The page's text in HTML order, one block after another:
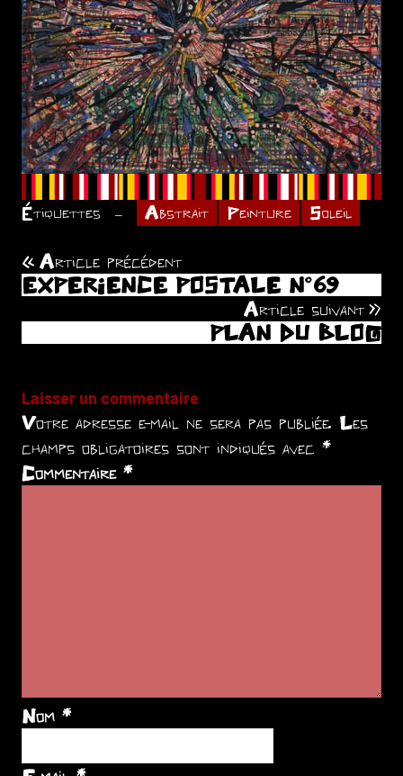
Étiquettes Abstrait Peinture Soleil
Navigation
de
l’article
Article précédent
EXPERIENCE POSTALE N°69
Article suivant
PLAN DU BLOG
Laisser un commentaire
Votre adresse e-mail ne sera pas publiée. Les
champs obligatoires sont indiqués avec *
Commentaire *
Nom *